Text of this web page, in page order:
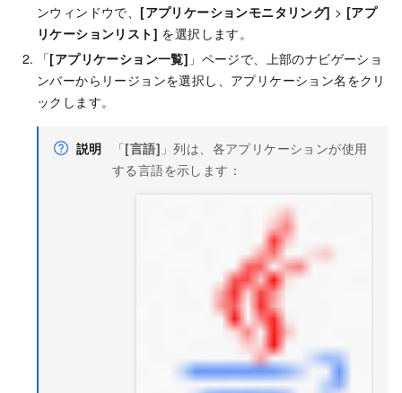
ンウィンドウで、 [アプリケーションモニタリング] > [アプ
リケーションリスト] を選択します。
「[アプリケーション一覧] 」ページで、上部のナビゲーショ
ンバーからリージョンを選択し、アプリケーション名をクリ
ックします。
説明 「[言語] 」列は、各アプリケーションが使用
する言語を示します：